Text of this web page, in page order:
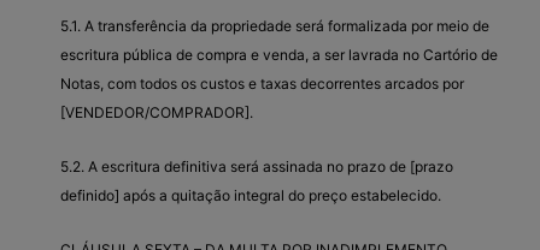
5.1. A transferência da propriedade será formalizada por meio de
escritura pública de compra e venda, a ser lavrada no Cartório de
Notas, com todos os custos e taxas decorrentes arcados por
[VENDEDOR/COMPRADOR].
5.2. A escritura definitiva será assinada no prazo de [prazo
definido] após a quitação integral do preço estabelecido.